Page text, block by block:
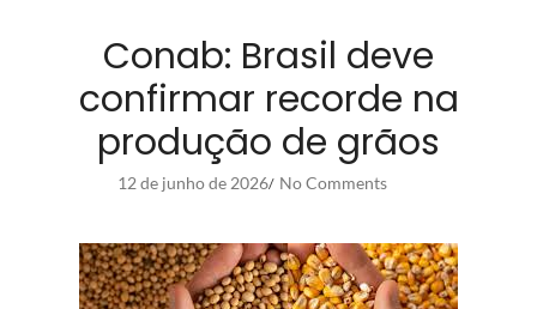
Conab: Brasil deve
confirmar recorde na
produção de grãos
12 de junho de 2026/ No Comments